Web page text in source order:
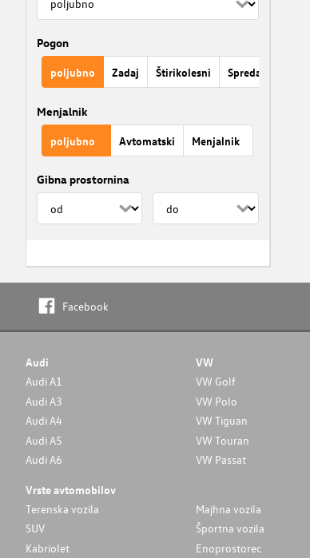
Pogon
poljubno Zadaj Štirikolesni Spredaj
Menjalnik
poljubno Avtomatski Menjalnik
Gibna prostornina
Facebook
Audi
Audi A1
Audi A3
Audi A4
Audi A5
Audi A6
VW
VW Golf
VW Polo
VW Tiguan
VW Touran
VW Passat
Vrste avtomobilov
Terenska vozila
Majhna vozila
SUV
Športna vozila
Kabriolet
Enoprostorec